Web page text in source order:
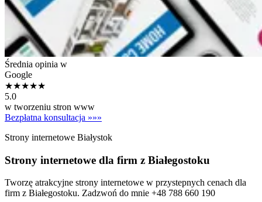
Średnia opinia w
Google
★★★★★
5.0
w tworzeniu stron www
Bezpłatna konsultacja »»»
Strony internetowe Białystok
Strony internetowe dla firm z Białegostoku
Tworzę atrakcyjne strony internetowe w przystepnych cenach dla
firm z Białegostoku. Zadzwoń do mnie +48 788 660 190